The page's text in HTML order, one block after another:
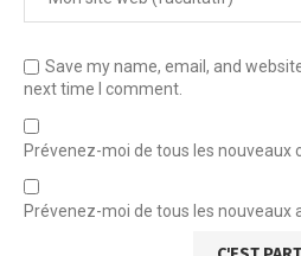
Save my name, email, and
next time I comment.
Prévenez-moi de tous les nouveaux
Prévenez-moi de tous les nouveaux